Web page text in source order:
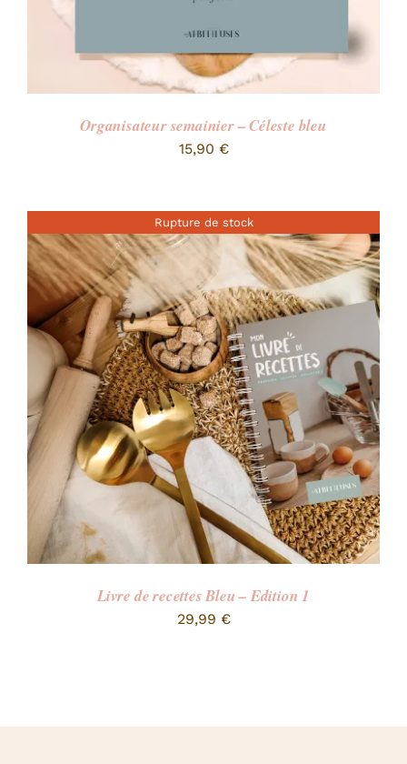
Organisateur semainier – Céleste bleu
15,90 €
Rupture de stock
Livre de recettes Bleu – Edition 1
29,99 €